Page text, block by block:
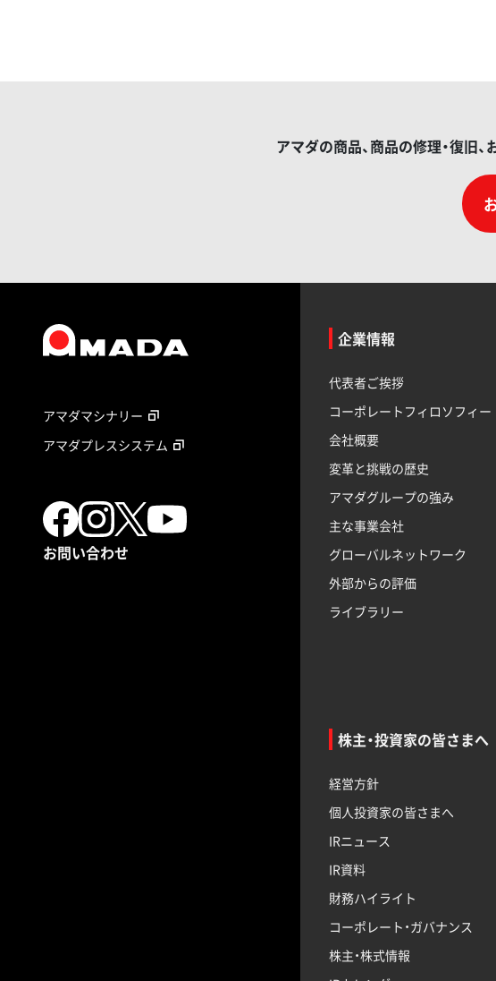
アマダの商品、商品の修理・復旧
アマダマシナリー
アマダプレスシステム
お問い合わせ
企業情報
代表者ご挨拶
コーポレートフィロソフィー
会社概要
変革と挑戦の歴史
アマダグループの強み
主な事業会社
グローバルネットワーク
外部からの評価
ライブラリー
株主・投資家の皆さまへ
経営方針
個人投資家の皆さまへ
IRニュース
IR資料
財務ハイライト
コーポレート・ガバナンス
株主・株式情報